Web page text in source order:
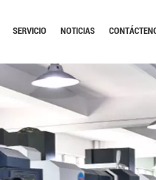
SERVICIO NOTICIAS